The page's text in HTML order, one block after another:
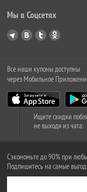
Мы в Соцсетях
Все наши купоны доступны
через Мобильное
Ищите скидки
не выходя из чата:
Сэкономьте до 90% при
Подпишитесь на самые